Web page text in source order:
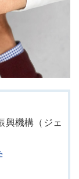
機構（ジェ